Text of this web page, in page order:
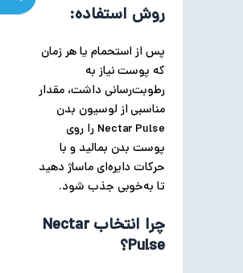
روش استفاده:
پس از استحمام یا هر زمان
که پوست نیاز به
رطوبت‌رسانی داشت، مقدار
مناسبی از لوسیون بدن
Nectar Pulse را روی
پوست بدن بمالید و با
حرکات دایره‌ای ماساژ دهید
تا به‌خوبی جذب شود.
چرا انتخاب Nectar
Pulse؟